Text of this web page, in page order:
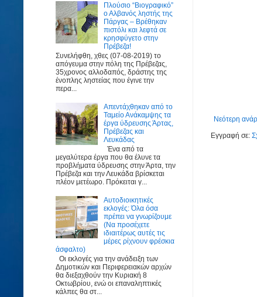
Νεότερη
Εγγραφή σε:
Πλούσιο “Βιογραφικό”
ο Αλβανός ληστής της
Πάργας – Βρέθηκαν
πιστόλι και λεφτά σε
κρησφύγετο στην
Πρέβεζα!
Συνελήφθη, χθες (07-08-2019) το
απόγευμα στην πόλη της Πρέβεζας,
35χρονος αλλοδαπός, δράστης της
ένοπλης ληστείας που έγινε την
περα...
Απεντάχθηκαν από το
Ταμείο Ανάκαμψης τα
έργα ύδρευσης Άρτας,
Πρέβεζας και
Λευκάδας
Ένα από τα
μεγαλύτερα έργα που θα έλυνε τα
προβλήματα ύδρευσης στην Άρτα, την
Πρέβεζα και την Λευκάδα βρίσκεται
πλέον μετέωρο. Πρόκειται γ...
Αυτοδιοικητικές
εκλογές: Όλα όσα
πρέπει να γνωρίζουμε
(Να προσέχετε
ιδιαιτέρως αυτές τις
μέρες ρίχνουν φρέσκια
άσφαλτο)
Οι εκλογές για την ανάδειξη των
Δημοτικών και Περιφερειακών αρχών
θα διεξαχθούν την Κυριακή 8
Οκτωβρίου, ενώ οι επαναληπτικές
κάλπες θα στ...